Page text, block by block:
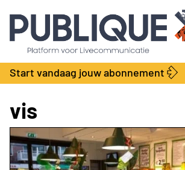
Industry Dashboard
Vacatures
Kalender
Producten
Bedrijvengids
Locatie Finder
Contact
Over ons
Adverteren
Abonnementen
Start vandaag jouw abonnement
vis